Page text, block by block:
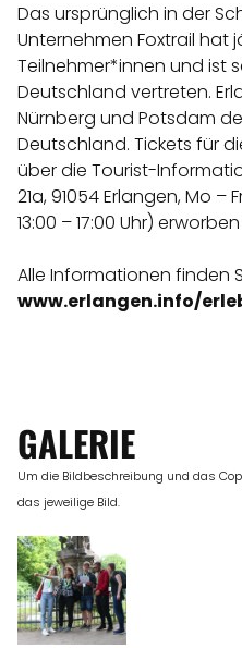
Das ursprünglich in der
Unternehmen Foxtrail hat
Teilnehmer*innen und ist
Deutschland vertreten.
Nürnberg und Potsdam
Deutschland. Tickets für
über die Tourist-
21a, 91054 Erlangen, Mo –
13:00 – 17:00 Uhr)
Alle Informationen finden
www.erlangen.info/
GALERIE
Um die Bildbeschreibung und das
das jeweilige Bild.